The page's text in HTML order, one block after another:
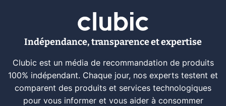
Indépendance, transparence et expertise
Clubic est un média de recommandation de produits
100% indépendant. Chaque jour, nos experts testent et
comparent des produits et services technologiques
pour vous informer et vous aider à consommer